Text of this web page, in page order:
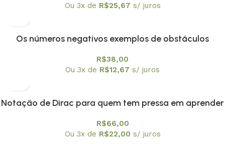
Ou 3x de R$25,67 s/ juros
Os números negativos exemplos de obstáculos
R$38,00
Ou 3x de R$12,67 s/ juros
Notação de Dirac para quem tem pressa em aprender
R$66,00
Ou 3x de R$22,00 s/ juros